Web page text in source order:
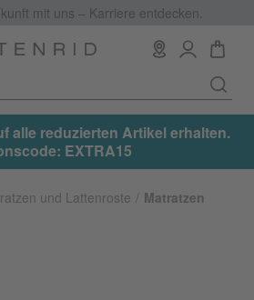
mit uns – Karriere entdecken.
alle reduzierten Artikel erhalten.
EXTRA15
und Lattenroste Matratzen